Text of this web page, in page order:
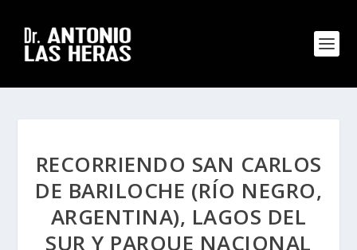
RECORRIENDO SAN CARLOS
DE BARILOCHE (RÍO NEGRO,
ARGENTINA), LAGOS DEL
SUR Y PARQUE NACIONAL